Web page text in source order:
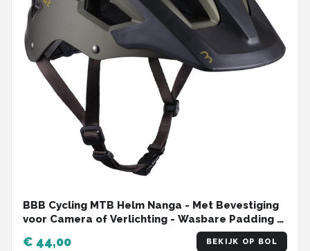
BBB Cycling MTB Helm Nanga - Met Bevestiging
voor Camera of Verlichting - Wasbare Padding -
Fietshelm Volwassenen: Heren & Dames - Mat
Olijf Groen - L - BHE-54
€ 44,00 BEKIJK OP BOL